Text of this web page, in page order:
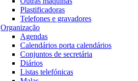
Plastificadoras
Telefones e gravadores
Organização
Agendas
Calendários porta calendários
Conjuntos de secretária
Diários
Listas telefónicas